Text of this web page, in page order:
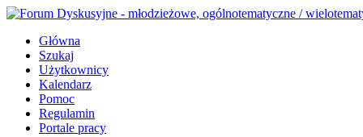
Główna
Szukaj
Użytkownicy
Kalendarz
Pomoc
Regulamin
Portale pracy